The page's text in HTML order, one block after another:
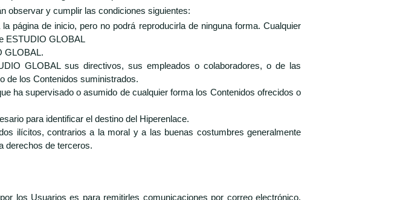
observar y cumplir las condiciones siguientes:
página de inicio, pero no podrá reproducirla de ninguna forma. Cualquier
ESTUDIO GLOBAL
GLOBAL.
GLOBAL sus directivos, sus empleados o colaboradores, o de las
de los Contenidos suministrados.
ha supervisado o asumido de cualquier forma los Contenidos ofrecidos o
para identificar el destino del Hiperenlace.
ilícitos, contrarios a la moral y a las buenas costumbres generalmente
derechos de terceros.
los Usuarios es para remitirles comunicaciones por correo electrónico,